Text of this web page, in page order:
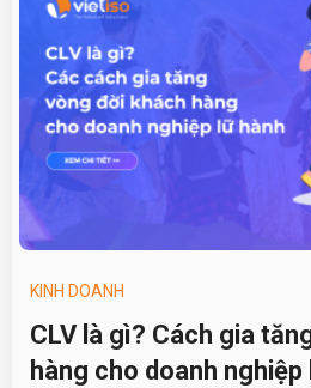
KINH DOANH
CLV là gì? Cách gia
hàng cho doanh nghiệp